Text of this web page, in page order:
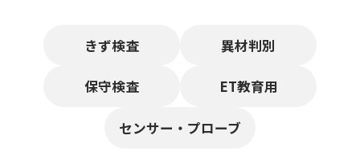
きず検査 異材判別
保守検査 ET教育用
センサー・プローブ